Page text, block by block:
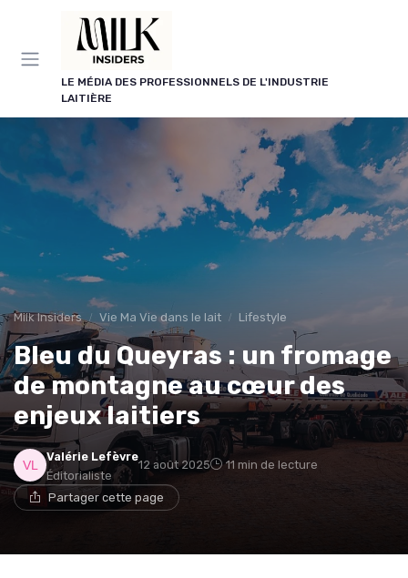
LE MÉDIA DES PROFESSIONNELS DE L'INDUSTRIE
LAITIÈRE
Milk Insiders Vie Ma Vie dans le lait Lifestyle
Bleu du Queyras : un fromage
de montagne au cœur des
enjeux laitiers
Valérie Lefèvre
Éditorialiste
12 août 2025 11 min de lecture
Partager cette page